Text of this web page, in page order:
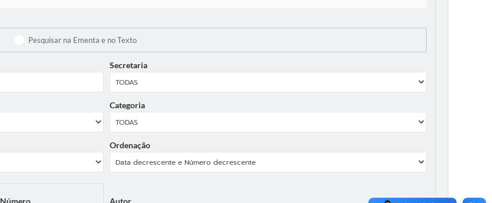
Pesquisar na Ementa e no Texto
Secretaria
Categoria
Ordenação
Número Autor